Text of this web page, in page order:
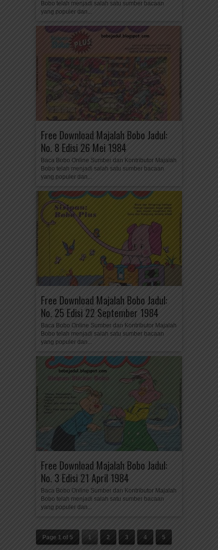
Bobo telah menjadi salah satu sumber bacaan
yang populer dan...
Free Download Majalah Bobo Jadul:
No. 8 Edisi 26 Mei 1984
Baca Bobo Online Sumber dan Kontributor Majalah
Bobo telah menjadi salah satu sumber bacaan
yang populer dan...
Free Download Majalah Bobo Jadul:
No. 25 Edisi 22 September 1984
Baca Bobo Online Sumber dan Kontributor Majalah
Bobo telah menjadi salah satu sumber bacaan
yang populer dan...
Free Download Majalah Bobo Jadul:
No. 3 Edisi 21 April 1984
Baca Bobo Online Sumber dan Kontributor Majalah
Bobo telah menjadi salah satu sumber bacaan
yang populer dan...
Page 1 of 5 1 2 3 4 5